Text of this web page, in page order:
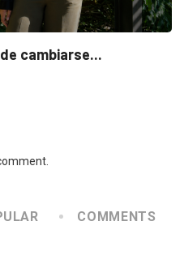
cambiarse...
COMMENTS